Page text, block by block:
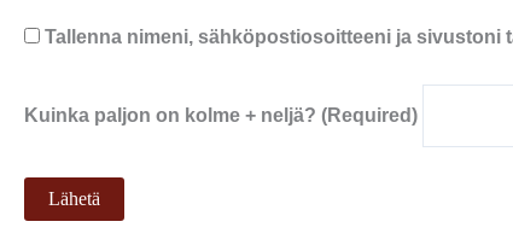
Tallenna nimeni, sähköpostiosoitteeni ja sivustoni
Kuinka paljon on kolme + neljä? (Required)